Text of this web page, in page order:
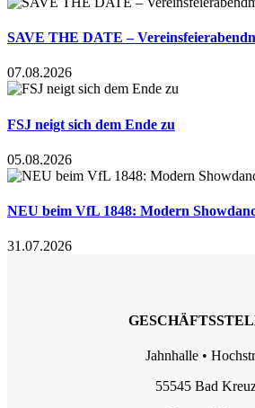
SAVE THE DATE –
07.08.2026
FSJ neigt sich dem Ende zu
05.08.2026
NEU beim VfL 1848: Modern
31.07.2026
Jahnhalle •
55545 Bad